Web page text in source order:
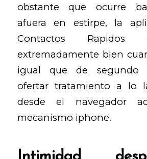
obstante que ocurre
afuera en estirpe, la
Contactos Rapidos
extremadamente bien
igual que de segundo
ofertar tratamiento a lo
desde el navegador
mecanismo iphone.